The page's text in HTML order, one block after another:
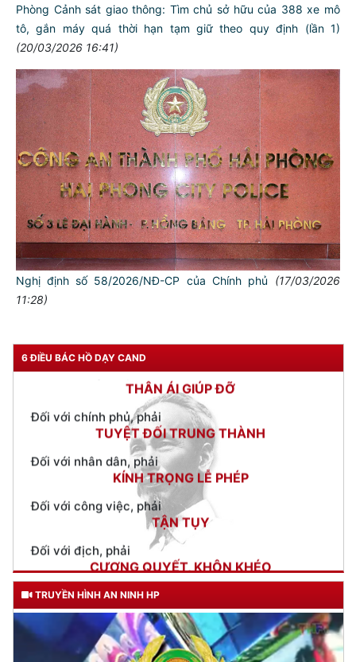
Phòng Cảnh sát giao thông: Tìm chủ sở hữu của 388 xe mô
tô, gắn máy quá thời hạn tạm giữ theo quy định (lần 1)
(20/03/2026 16:41)
Nghị định số 58/2026/NĐ-CP của Chính phủ
(17/03/2026
11:28)
6 ĐIỀU BÁC HỒ DẠY CAND
TƯ CÁCH
NGƯỜI CÔNG AN CÁCH MỆNH LÀ:
Đối với tự mình, phải
THÂN ÁI GIÚP ĐỠ
Đối với chính phủ, phải
TUYỆT ĐỐI TRUNG THÀNH
Đối với nhân dân, phải
KÍNH TRỌNG LỄ PHÉP
Đối với công việc, phải
TẬN TỤY
Đối với địch, phải
CƯƠNG QUYẾT, KHÔN KHÉO
Trích thư Chủ tịch Hồ Chí Minh
gửi Công an Khu XII,
ngày 11 tháng 3 năm 1948.
TRUYỀN HÌNH AN NINH HP